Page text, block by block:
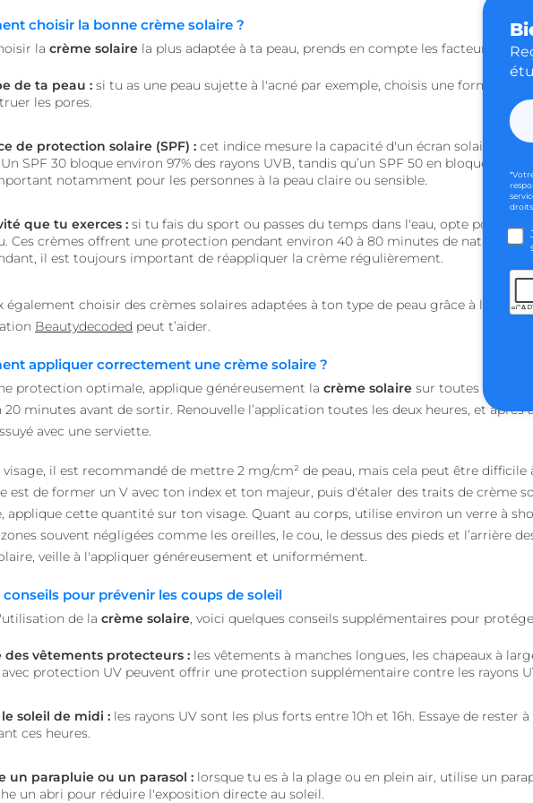
choisir la bonne crème solaire ?
la crème solaire la plus adaptée à ta peau, prends en compte les facteurs
de ta peau : si tu as une peau sujette à l'acné par exemple, choisis une formule
les pores.
de protection solaire (SPF) : cet indice mesure la capacité d'un écran solaire à te
SPF 30 bloque environ 97% des rayons UVB, tandis qu’un SPF 50 en bloque
notamment pour les personnes à la peau claire ou sensible.
que tu exerces : si tu fais du sport ou passes du temps dans l'eau, opte pour une
Ces crèmes offrent une protection pendant environ 40 à 80 minutes de natation
il est toujours important de réappliquer la crème régulièrement.
également choisir des crèmes solaires adaptées à ton type de peau grâce à
Beautydecoded peut t’aider.
appliquer correctement une crème solaire ?
protection optimale, applique généreusement la crème solaire sur toutes les
20 minutes avant de sortir. Renouvelle l’application toutes les deux heures, et après
avec une serviette.
visage, il est recommandé de mettre 2 mg/cm² de peau, mais cela peut être difficile
est de former un V avec ton index et ton majeur, puis d'étaler des traits de crème
applique cette quantité sur ton visage. Quant au corps, utilise environ un verre à
souvent négligées comme les oreilles, le cou, le dessus des pieds et l’arrière
veille à l'appliquer généreusement et uniformément.
pour prévenir les coups de soleil
de la crème solaire, voici quelques conseils supplémentaires pour
des vêtements protecteurs : les vêtements à manches longues, les chapeaux à
protection UV peuvent offrir une protection supplémentaire contre les rayons
soleil de midi : les rayons UV sont les plus forts entre 10h et 16h. Essaye de rester
ces heures.
un parapluie ou un parasol : lorsque tu es à la plage ou en plein air, utilise un
un abri pour réduire l'exposition directe au soleil.
lccid
accounts.livechat.com
mois
Nécessaire pour la
fonction de boîte de
Web.
persistid
heyme.care
Session
to_event_consent_id
__cf_bm
Cloudflare Inc.
.linkedin.com
29
minutes
56
secondes
Ce cookie est utilisé
distinction entre les
robots. Ceci est
Web, afin de faire
sur l'utilisation de
X-AB
Stack Exchange Inc.
sc-static.net
1 jour
Ce cookie est utilisé
site Web dans le
variables. Il s'agit
combiner ou modifier
Web. Cela permet
la meilleure variante
heyme_worldpass_session
worldpass.heyme.care
2 heures
li_gc
XSRF-TOKEN
.heyme.care
1 heure 59
Ce cookie est écrit
du site en
falsification de
__lc_cst
.accounts.livechatinc.com
Web.
heyme_session .heyme.care
1 heure 59
PERSISTID
worldpass.heyme.care
Session
__oauth_redirect_detector
LiveChat
préférences de
visiteurs en matière
nécessaire que la
correctement.
VISITOR_PRIVACY_METADATA
avec le site. Il
le consentement du